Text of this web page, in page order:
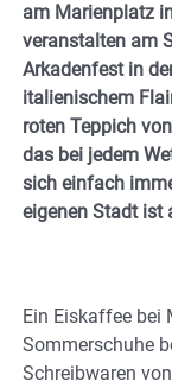
am Marienplatz
veranstalten am
Arkadenfest in
italienischem
roten Teppich
das bei jedem
sich einfach
eigenen Stadt ist
Ein Eiskaffee bei
Sommerschuhe
Schreibwaren